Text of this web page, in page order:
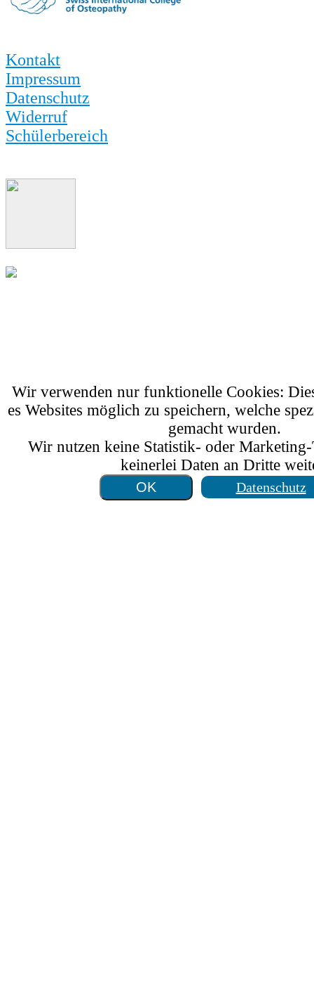
Kontakt
Impressum
Datenschutz
Widerruf
Schülerbereich
Wir verwenden nur funktionelle Cookies:
es Websites möglich zu speichern, welche
gemacht wurden.
Wir nutzen keine Statistik- oder
keinerlei Daten an Dritte
Datenschutz